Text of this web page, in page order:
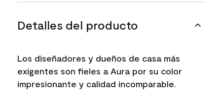
Detalles del producto
Los diseñadores y dueños de casa más
exigentes son fieles a Aura por su color
impresionante y calidad incomparable.